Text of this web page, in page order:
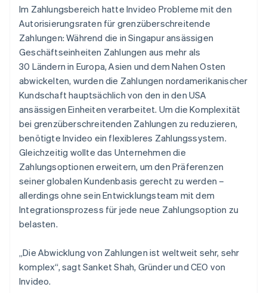
Im Zahlungsbereich hatte Invideo Probleme mit den
Autorisierungsraten für grenzüberschreitende
Zahlungen: Während die in Singapur ansässigen
Geschäftseinheiten Zahlungen aus mehr als
30 Ländern in Europa, Asien und dem Nahen Osten
abwickelten, wurden die Zahlungen nordamerikanischer
Kundschaft hauptsächlich von den in den USA
ansässigen Einheiten verarbeitet. Um die Komplexität
bei grenzüberschreitenden Zahlungen zu reduzieren,
benötigte Invideo ein flexibleres Zahlungssystem.
Gleichzeitig wollte das Unternehmen die
Zahlungsoptionen erweitern, um den Präferenzen
seiner globalen Kundenbasis gerecht zu werden –
allerdings ohne sein Entwicklungsteam mit dem
Integrationsprozess für jede neue Zahlungsoption zu
belasten.
„Die Abwicklung von Zahlungen ist weltweit sehr, sehr
komplex“, sagt Sanket Shah, Gründer und CEO von
Invideo.